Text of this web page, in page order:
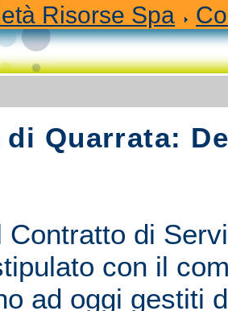
Risorse Spa
di Quarrata:
Contratto di
con il
ad oggi gestiti